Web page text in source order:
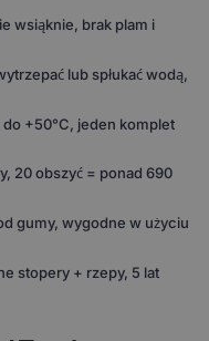
wsiąknie, brak plam i
lub spłukać wodą,
+50°C, jeden komplet
20 obszyć = ponad 690
gumy, wygodne w użyciu
stopery + rzepy, 5 lat